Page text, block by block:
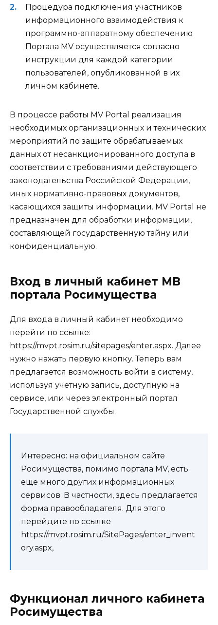
Процедура подключения участников
информационного взаимодействия к
программно-аппаратному обеспечению
Портала MV осуществляется согласно
инструкции для каждой категории
пользователей, опубликованной в их
личном кабинете.
В процессе работы MV Portal реализация
необходимых организационных и технических
мероприятий по защите обрабатываемых
данных от несанкционированного доступа в
соответствии с требованиями действующего
законодательства Российской Федерации,
иных нормативно-правовых документов,
касающихся защиты информации. MV Portal не
предназначен для обработки информации,
составляющей государственную тайну или
конфиденциальную.
Вход в личный кабинет МВ
портала Росимущества
Для входа в личный кабинет необходимо
перейти по ссылке:
https://mvpt.rosim.ru/sitepages/enter.aspx. Далее
нужно нажать первую кнопку. Теперь вам
предлагается возможность войти в систему,
используя учетную запись, доступную на
сервисе, или через электронный портал
Государственной службы.
Интересно: на официальном сайте
Росимущества, помимо портала MV, есть
еще много других информационных
сервисов. В частности, здесь предлагается
форма правообладателя. Для этого
перейдите по ссылке
https://mvpt.rosim.ru/SitePages/enter_invent
ory.aspx,
Функционал личного кабинета
Росимущества